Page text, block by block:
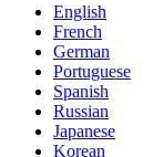
English
French
German
Portuguese
Spanish
Russian
Japanese
Korean